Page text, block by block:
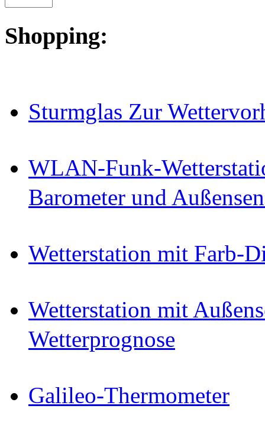
Shopping:
Sturmglas Zur
WLAN-Funk-
Barometer und
Wetterstation mit Farb-
Wetterstation mit
Wetterprognose
Galileo-Thermometer